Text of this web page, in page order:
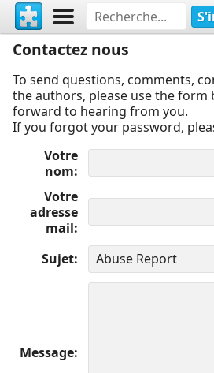
Contactez nous
To send questions, comments,
the authors, please use the form
forward to hearing from you.
If you forgot your password,
Votre
nom
Votre
adresse
mail
Sujet
Message